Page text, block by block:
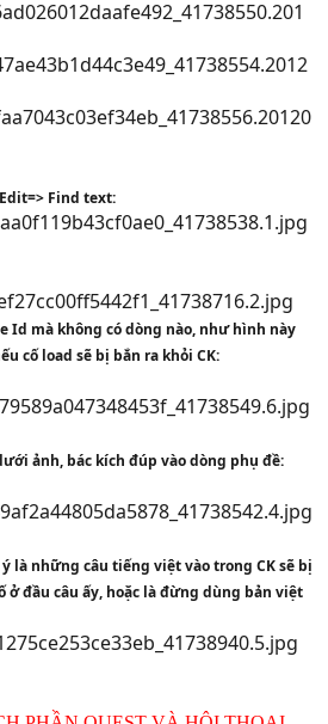
Find text:
Id mà không có dòng nào, như hình này
cố load sẽ bị bắn ra khỏi CK:
ảnh, bác kích đúp vào dòng phụ đề:
là những câu tiếng việt vào trong CK sẽ bị
ở đầu câu ấy, hoặc là đừng dùng bản việt